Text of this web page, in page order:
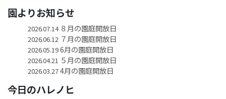
園よりお知らせ
2026.07.14８月の園庭開放日
2026.06.12７月の園庭開放日
2026.05.196月の園庭開放日
2026.04.21 ５月の園庭開放日
2026.03.274月の園庭開放日
今日のハレノヒ